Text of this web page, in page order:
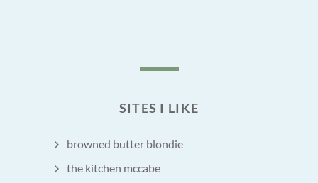
SITES I LIKE
browned butter blondie
the kitchen mccabe